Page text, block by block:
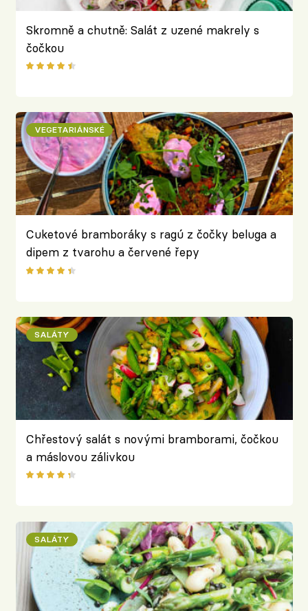
Skromně a chutně: Salát z uzené makrely s
čočkou
VEGETARIÁNSKÉ
Cuketové bramboráky s ragú z čočky beluga a
dipem z tvarohu a červené řepy
SALÁTY
Chřestový salát s novými bramborami, čočkou
a máslovou zálivkou
SALÁTY